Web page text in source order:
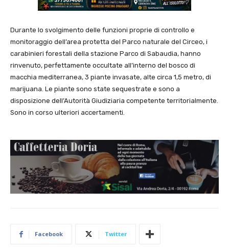
Durante lo svolgimento delle funzioni proprie di controllo e
monitoraggio dell’area protetta del Parco naturale del Circeo, i
carabinieri forestali della stazione Parco di Sabaudia, hanno
rinvenuto, perfettamente occultate all’interno del bosco di
macchia mediterranea, 3 piante invasate, alte circa 1,5 metro, di
marijuana. Le piante sono state sequestrate e sono a
disposizione dell’Autorità Giudiziaria competente territorialmente.
Sono in corso ulteriori accertamenti.
Facebook Twitter